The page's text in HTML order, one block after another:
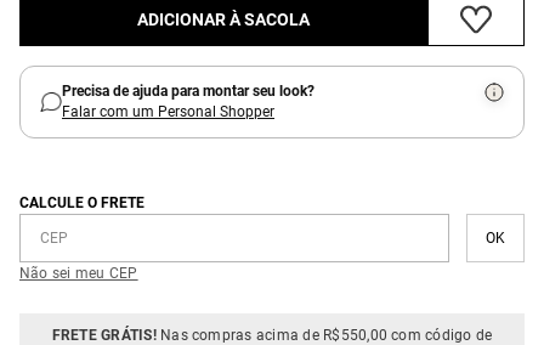
ADICIONAR À SACOLA
Precisa de ajuda para montar seu look?
Falar com um Personal Shopper
CALCULE O FRETE
Não sei meu CEP
FRETE GRÁTIS!Nas compras acima de R$550,00 com código de